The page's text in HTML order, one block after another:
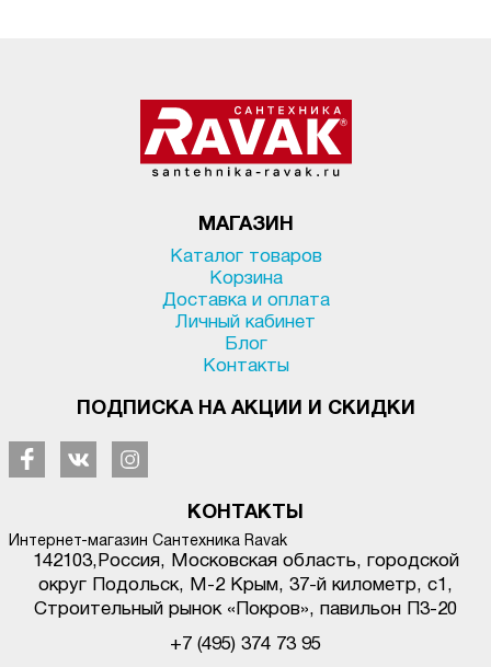
МАГАЗИН
Каталог товаров
Корзина
Доставка и оплата
Личный кабинет
Блог
Контакты
ПОДПИСКА НА АКЦИИ И СКИДКИ
КОНТАКТЫ
Интернет-магазин Сантехника Ravak
142103, Россия, Московская область, городской
округ Подольск, М-2 Крым, 37-й километр, с1 ,
Строительный рынок «Покров», павильон П3-20
+7 (495) 374 73 95